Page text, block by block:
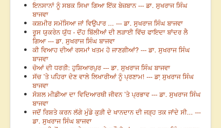
ਇਨਸਾਨਾਂ ਨੂੰ ਸਬਕ ਸਿਖਾ ਗਿਆ ਇੱਕ ਬੇਜ਼ਬਾਨ --- ਡਾ. ਸੁਖਰਾਜ ਸਿੰਘ
ਬਾਜਵਾ
ਕਸ਼ਮੀਰ ਸਮੱਸਿਆ ਜਾਂ ਵਿਉਪਾਰ ... --- ਡਾ. ਸੁਖਰਾਜ ਸਿੰਘ ਬਾਜਵਾ
ਰੂਸ ਯੁਕਰੇਨ ਯੁੱਧ - ਦੋਂਹ ਬਿੱਲੀਆਂ ਦੀ ਲੜਾਈ ਵਿੱਚ ਫਾਇਦਾ ਬਾਂਦਰ ਲੈ
ਗਿਆ --- ਡਾ. ਸੁਖਰਾਜ ਸਿੰਘ ਬਾਜਵਾ
ਕੀ ਵਿਆਹ ਦੀਆਂ ਰਸਮਾਂ ਖਤਮ ਹੋ ਜਾਣਗੀਆਂ? --- ਡਾ. ਸੁਖਰਾਜ ਸਿੰਘ
ਬਾਜਵਾ
ਚੋਆਂ ਦੀ ਧਰਤੀ: ਹੁਸ਼ਿਆਰਪੁਰ --- ਡਾ. ਸੁਖਰਾਜ ਸਿੰਘ ਬਾਜਵਾ
ਸੱਚ ’ਤੇ ਪਹਿਰਾ ਦੇਣ ਵਾਲੇ ਲਿਖਾਰੀਆਂ ਨੂੰ ਪ੍ਰਣਾਮ! --- ਡਾ਼ ਸੁਖਰਾਜ ਸਿੰਘ
ਬਾਜਵਾ
ਸੋਸ਼ਲ ਮੀਡੀਆ ਦਾ ਵਿਦਿਆਰਥੀ ਜੀਵਨ ’ਤੇ ਪ੍ਰਭਾਵ --- ਡਾ. ਸੁਖਰਾਜ ਸਿੰਘ
ਬਾਜਵਾ
ਜਦੋਂ ਰਿਸ਼ਤੇ ਕਰਨ ਲੱਗੇ ਮੁੰਡੇ ਕੁੜੀ ਦੇ ਖਾਨਦਾਨ ਦੀ ਜੜ੍ਹ ਤਕ ਜਾਂਦੇ ਸੀ... ---
ਡਾ. ਸੁਖਰਾਜ ਸਿੰਘ ਬਾਜਵਾ